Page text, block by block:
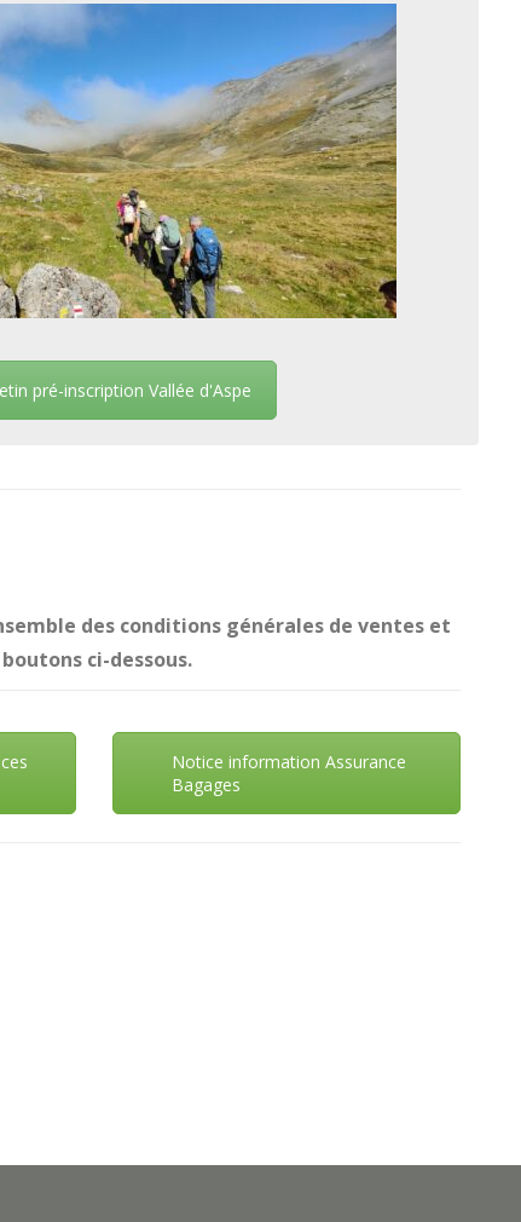
pré-inscription Vallée d'Aspe
des conditions générales de ventes et
ci-dessous.
Notice information Assurance
Bagages